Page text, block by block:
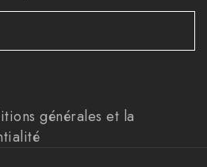
générales et la